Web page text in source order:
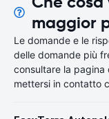
maggior
Le domande e le
delle domande più
consultare la
mettersi in contatto